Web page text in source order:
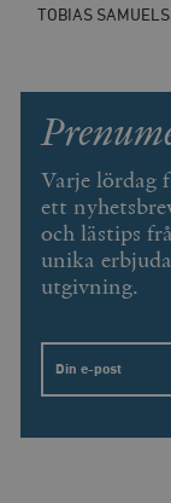
TOBIAS
Varje lördag
ett
och lästips
unika
utgivning.
Email